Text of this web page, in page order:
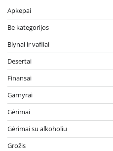
Apkepai
Be kategorijos
Blynai ir vafliai
Desertai
Finansai
Garnyrai
Gėrimai
Gėrimai su alkoholiu
Grožis